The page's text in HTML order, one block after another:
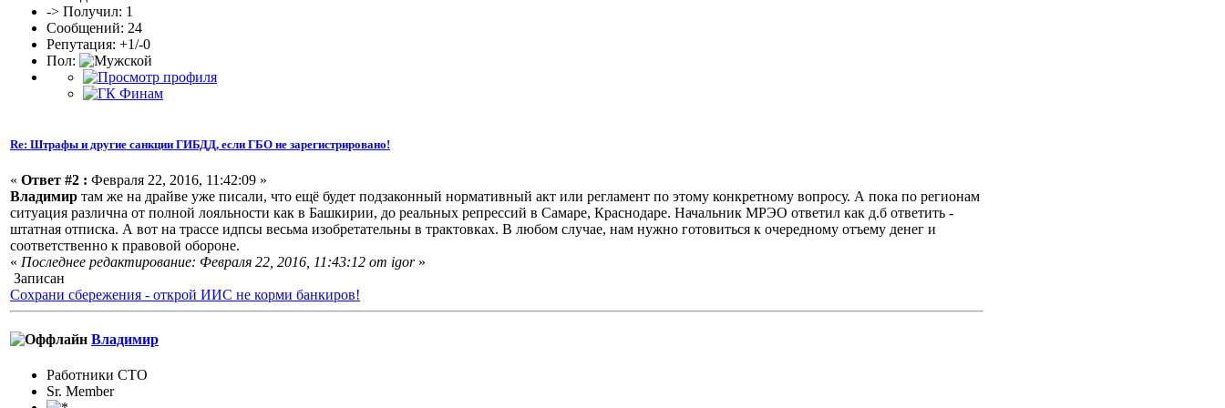
-> Получил: 1
Сообщений: 24
Репутация: +1/-0
Пол:
Re: Штрафы и другие санкции ГИБДД, если ГБО не зарегистрировано!
« Ответ #2 : Февраля 22, 2016, 11:42:09 »
Владимир там же на драйве уже писали, что ещё будет подзаконный нормативный акт или регламент по этому конкретному вопросу. А пока по регионам
ситуация различна от полной лояльности как в Башкирии, до реальных репрессий в Самаре, Краснодаре. Начальник МРЭО ответил как д.б ответить -
штатная отписка. А вот на трассе идпсы весьма изобретательны в трактовках. В любом случае, нам нужно готовиться к очередному отъему денег и
соответственно к правовой обороне.
« Последнее редактирование: Февраля 22, 2016, 11:43:12 от igor»
Записан
Сохрани сбережения - открой ИИС не корми банкиров!
Владимир
Работники СТО
Sr. Member